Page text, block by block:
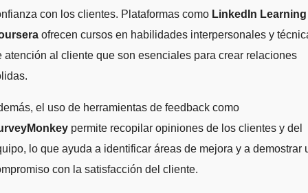
con los clientes. Plataformas como LinkedIn Learning
ofrecen cursos en habilidades interpersonales y
atención al cliente que son esenciales para crear relaciones
el uso de herramientas de feedback como
permite recopilar opiniones de los clientes y del
lo que ayuda a identificar áreas de mejora y a demostrar
con la satisfacción del cliente.